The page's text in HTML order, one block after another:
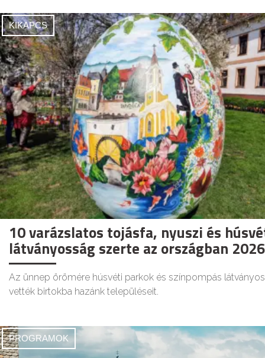
KIKAPCS
10 varázslatos tojásfa, nyuszi és
látványosság szerte az országban
Az ünnep örömére húsvéti parkok és színpompás
vették birtokba hazánk településeit.
PROGRAMOK